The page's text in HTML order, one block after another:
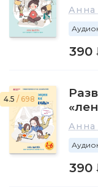
Анна
390
4.5 / 698
Анна
390